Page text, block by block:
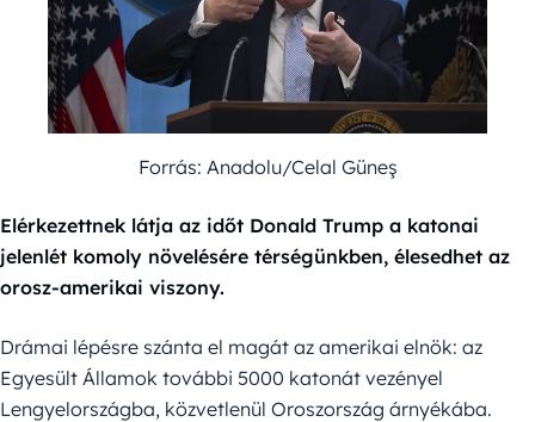
Forrás: Anadolu/Celal Güneş
Elérkezettnek látja az időt Donald Trump a katonai
jelenlét komoly növelésére térségünkben, élesedhet az
orosz-amerikai viszony.
Drámai lépésre szánta el magát az amerikai elnök: az
Egyesült Államok további 5000 katonát vezényel
Lengyelországba, közvetlenül Oroszország árnyékába.